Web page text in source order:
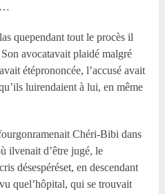
quependant tout le procès il
avocatavait plaidé malgré
étéprononcée, l’accusé avait
luirendaient à lui, en même
Chéri-Bibi dans
ilvenait d’être jugé, le
désespéréset, en descendant
quel’hôpital, qui se trouvait